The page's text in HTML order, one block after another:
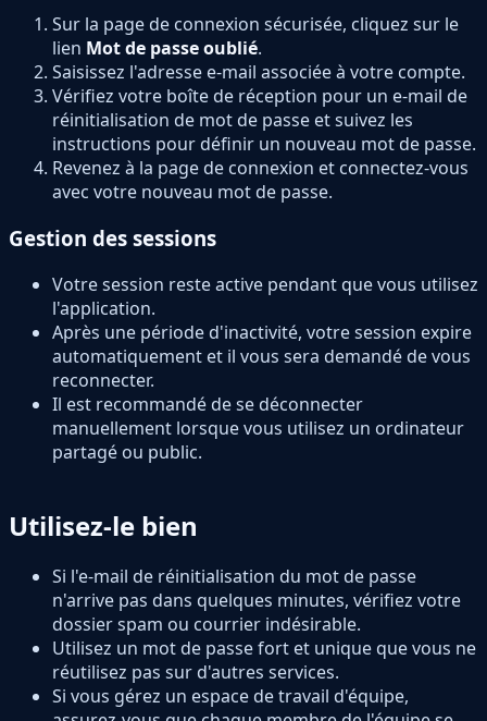
Sur la page de connexion sécurisée, cliquez sur le
lien Mot de passe oublié.
Saisissez l'adresse e-mail associée à votre compte.
Vérifiez votre boîte de réception pour un e-mail de
réinitialisation de mot de passe et suivez les
instructions pour définir un nouveau mot de passe.
Revenez à la page de connexion et connectez-vous
avec votre nouveau mot de passe.
Gestion des sessions
Votre session reste active pendant que vous utilisez
l'application.
Après une période d'inactivité, votre session expire
automatiquement et il vous sera demandé de vous
reconnecter.
Il est recommandé de se déconnecter
manuellement lorsque vous utilisez un ordinateur
partagé ou public.
Utilisez-le bien
Si l'e-mail de réinitialisation du mot de passe
n'arrive pas dans quelques minutes, vérifiez votre
dossier spam ou courrier indésirable.
Utilisez un mot de passe fort et unique que vous ne
réutilisez pas sur d'autres services.
Si vous gérez un espace de travail d'équipe,